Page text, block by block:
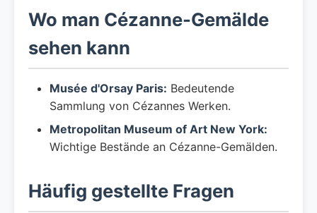
Wo man Cézanne-Gemälde
sehen kann
Musée d'Orsay Paris: Bedeutende
Sammlung von Cézannes Werken.
Metropolitan Museum of Art New York:
Wichtige Bestände an Cézanne-Gemälden.
Häufig gestellte Fragen